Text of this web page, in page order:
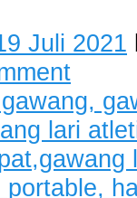
Juli 2021